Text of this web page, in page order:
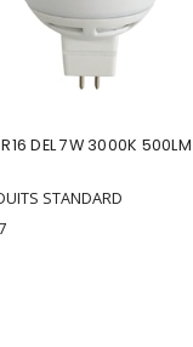
DEL 7W 3000K
STANDARD